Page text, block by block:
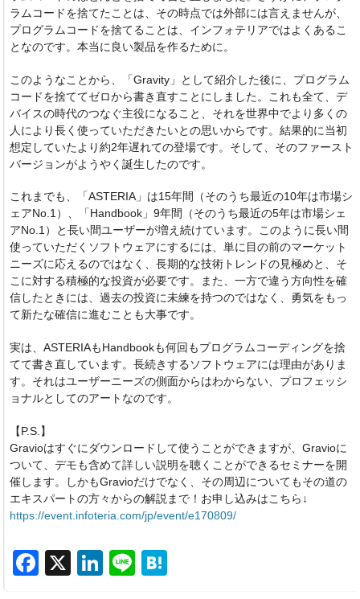
ラムコードを捨てたことは、その時点では外部には言えませんが、
プログラムコードを捨てることは、インフォテリアではよくあるこ
となのです。本当に良い製品を作るために。
このようなことから、「Gravity」として紹介した後に、プログラム
コードを捨ててゼロから書き直すことにしました。これも全て、デ
バイスの時代のつなぐ主役になること、それを世界中でより多くの
人により長く使っていただきたいとの思いからです。結果的に当初
想定していたより約2年遅れての登場です。そして、そのファースト
バージョンがようやく誕生したのです。
これまでも、「ASTERIA」は15年間（そのうち最近の10年は市場シ
ェアNo.1）、「Handbook」9年間（そのうち最近の5年は市場シェ
アNo.1）と長い間ユーザーが増え続けています。このように長い間
使っていただくソフトウェアにするには、単に目の前のマーケット
ニーズに応えるのではなく、長期的な技術トレンドの見極めと、そ
こに対する積極的な投資が必要です。また、一方で違う方向性を確
信したときには、過去の投資に未練を持つのではなく、勇気をもっ
て新たな確信に進むことも大事です。
実は、ASTERIAもHandbookも何回もプログラムコーディングを捨
てて書き直しています。長続きするソフトウェアには理由がありま
す。それはユーザーニーズの側面からはわからない、プロフェッシ
ョナルとしてのアートなのです。
【P.S.】
Gravioはすぐにダウンロードして使うことができますが、Gravioに
ついて、デモも含めて詳しい説明を聴くことができるセミナーを開
催します。しかもGravioだけでなく、その周辺についてもその道の
エキスパートの方々からの解説まで！お申し込みはこちら↓
https://event.infoteria.com/jp/event/e170809/
F
X
Li
Li